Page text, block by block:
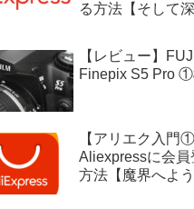
る方法【そして
【レビュー】
Finepix S5 Pro
【アリエク入門①
Aliexpressに会員
方法【魔界へよう